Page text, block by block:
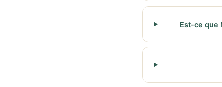
Est-ce que